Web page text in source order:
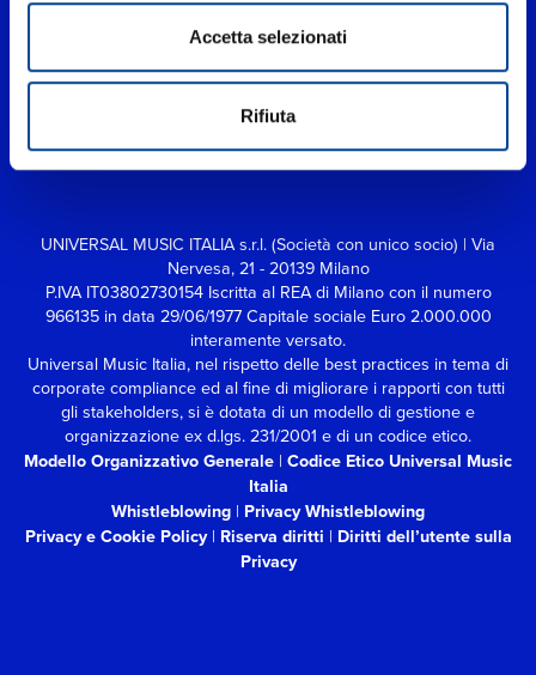
Accetta selezionati
Rifiuta
UNIVERSAL MUSIC ITALIA s.r.l. (Società con unico socio) | Via
Nervesa, 21 - 20139 Milano
P.IVA IT03802730154 Iscritta al REA di Milano con il numero
966135 in data 29/06/1977Capitale sociale Euro 2.000.000
interamente versato.
Universal Music Italia, nel rispetto delle best practices in tema di
corporate compliance ed al fine di migliorare i rapporti con tutti
gli stakeholders,si è dotata di un modello di gestione e
organizzazione ex d.lgs. 231/2001 e di un codice etico.
Modello Organizzativo Generale | Codice Etico Universal Music
Italia
Whistleblowing | Privacy Whistleblowing
Privacy e Cookie Policy| Riserva diritti | Diritti dell’utente sulla
Privacy